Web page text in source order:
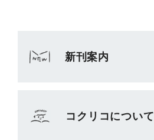
新刊案内
コクリコについて